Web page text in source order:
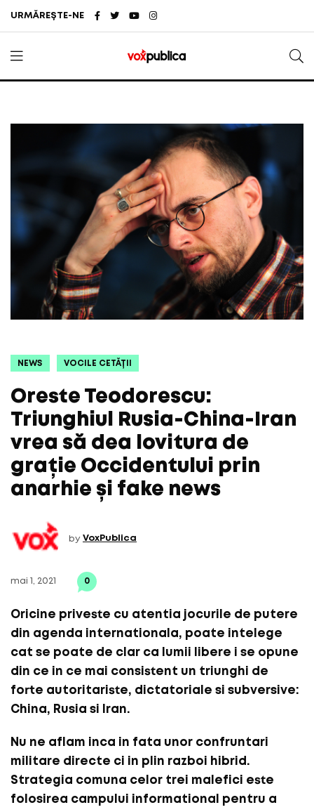
URMĂREȘTE-NE
NEWS VOCILE CETĂȚII
Oreste Teodorescu:
Triunghiul Rusia-China-Iran
vrea să dea lovitura de
grație Occidentului prin
anarhie și fake news
by VoxPublica
mai 1, 2021 0
Oricine priveste cu atentia jocurile de putere
din agenda internationala, poate intelege
cat se poate de clar ca lumii libere i se opune
din ce in ce mai consistent un triunghi de
forte autoritariste, dictatoriale si subversive:
China, Rusia si Iran.
Nu ne aflam inca in fata unor confruntari
militare directe ci in plin razboi hibrid.
Strategia comuna celor trei malefici este
folosirea campului informational pentru a